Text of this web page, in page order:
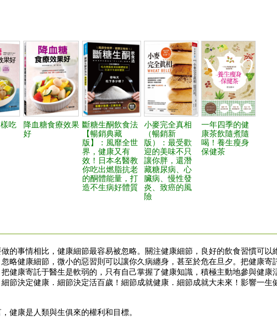
吃
降血糖食療效果
好
斷糖生酮飲食法
【暢銷典藏
版】：風靡全世
界，健康又有
效！日本名醫教
你吃出燃脂抗老
的酮體能量，打
造不生病好體質
小麥完全真相
（暢銷新
版）：最受歡
迎的美味不只
讓你胖，還潛
藏糖尿病、心
臟病、慢性發
炎、致癌的風
險
一年四季的健
康茶飲隨煮隨
喝！養生瘦身
保健茶
事情相比，健康細節最容易被忽略。關注健康細節，良好的飲食習慣可以
略健康細節，微小的惡習則可以讓你久病纏身，甚至於危在旦夕。把健康寄
健康寄託于醫生是軟弱的，只有自己掌握了健康知識，積極主動地參與健康
節決定健康．細節決定活百歲！細節成就健康．細節成就大未來！影響一生
康是人類與生俱來的權利和目標。